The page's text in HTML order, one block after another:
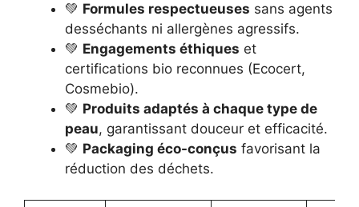
💚 Formules respectueuses sans agents
desséchants ni allergènes agressifs.
💚 Engagements éthiques et
certifications bio reconnues (Ecocert,
Cosmebio).
💚 Produits adaptés à chaque type de
peau, garantissant douceur et efficacité.
💚 Packaging éco-conçus favorisant la
réduction des déchets.